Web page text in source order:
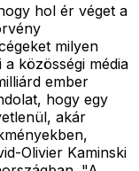
hol ér véget a
milyen
közösségi média
ember
hogy egy
akár
Olivier Kaminski